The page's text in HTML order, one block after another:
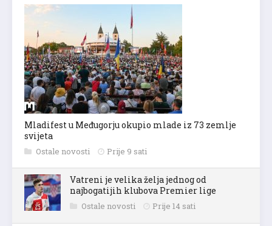
Mladifest u Međugorju okupio mlade iz 73 zemlje
svijeta
Ostale novosti Prije 9 sati
Vatreni je velika želja jednog od
najbogatijih klubova Premier lige
Ostale novosti Prije 14 sati